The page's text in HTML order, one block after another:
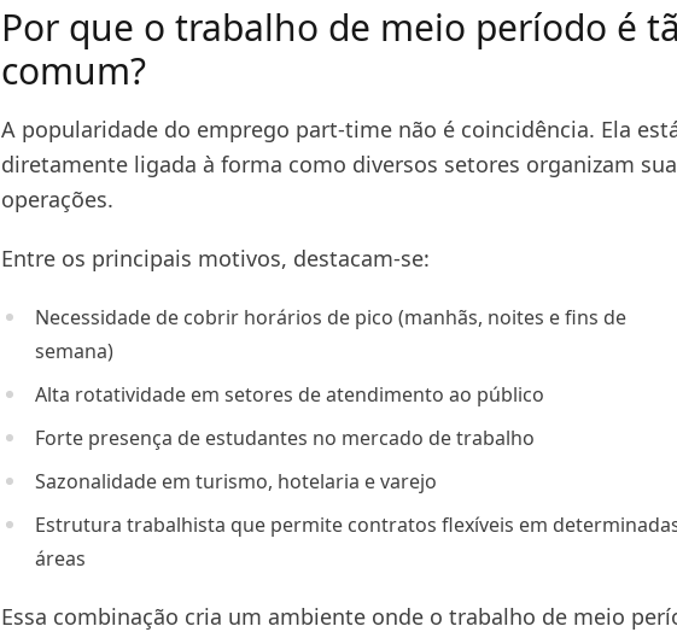
Por que o trabalho de meio período é
comum?
A popularidade do emprego part-time não é coincidência. Ela
diretamente ligada à forma como diversos setores organizam
operações.
Entre os principais motivos, destacam-se:
Necessidade de cobrir horários de pico (manhãs, noites e fins de
semana)
Alta rotatividade em setores de atendimento ao público
Forte presença de estudantes no mercado de trabalho
Sazonalidade em turismo, hotelaria e varejo
Estrutura trabalhista que permite contratos flexíveis em
áreas
Essa combinação cria um ambiente onde o trabalho de meio